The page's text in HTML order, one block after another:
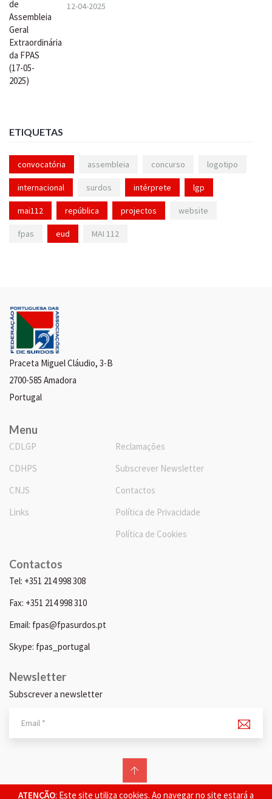
ATENÇÃO: Este site utiliza cookies. Ao navegar no site estará a
12-04-2025
ETIQUETAS
convocatória assembleia concurso logotipo
internacional surdos intérprete lgp
mai112 república projectos website
fpas eud MAI 112
Praceta Miguel Cláudio, 3-B
2700-585 Amadora
Portugal
Menu
CDLGP
CDHPS
CNJS
Links
Reclamações
Subscrever Newsletter
Contactos
Política de Privacidade
Política de Cookies
Contactos
Tel: +351 214 998 308
Fax: +351 214 998 310
Email: fpas@fpasurdos.pt
Skype: fpas_portugal
Newsletter
Subscrever a newsletter
© 2026 FPAS. Todos os direitos reservados.